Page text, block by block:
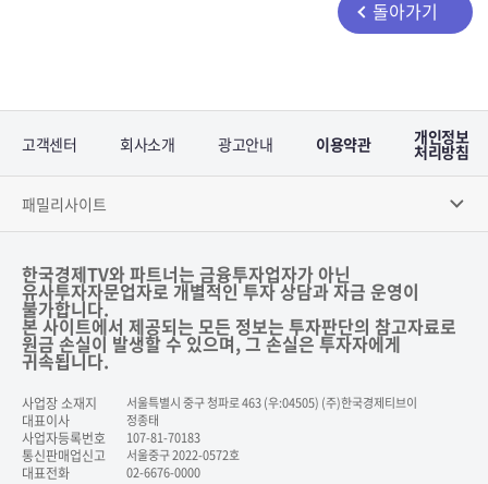
돌아가기
고객센터 회사소개 광고안내 이용약관 개인정보
처리방침
패밀리사이트
한국경제TV와 파트너는 금융투자업자가 아닌
유사투자자문업자로 개별적인 투자 상담과 자금 운영이
불가합니다.
본 사이트에서 제공되는 모든 정보는 투자판단의 참고자료로
원금 손실이 발생할 수 있으며, 그 손실은 투자자에게
귀속됩니다.
사업장 소재지 서울특별시 중구 청파로 463 (우:04505) (주)한국경제티브이
대표이사 정종태
사업자등록번호 107-81-70183
통신판매업신고 서울중구 2022-0572호
대표전화 02-6676-0000